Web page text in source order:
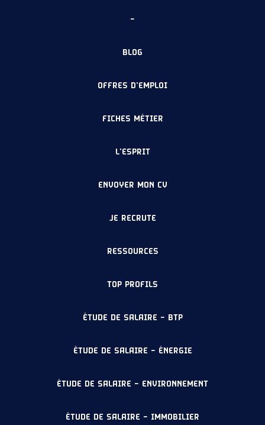
–
BLOG
OFFRES D’EMPLOI
FICHES MÉTIER
L’ESPRIT
ENVOYER MON CV
JE RECRUTE
RESSOURCES
TOP PROFILS
ÉTUDE DE SALAIRE – BTP
ÉTUDE DE SALAIRE – ÉNERGIE
ÉTUDE DE SALAIRE – ENVIRONNEMENT
ÉTUDE DE SALAIRE – IMMOBILIER